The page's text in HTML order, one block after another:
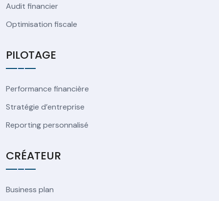
Audit financier
Optimisation fiscale
PILOTAGE
Performance financière
Stratégie d’entreprise
Reporting personnalisé
CRÉATEUR
Business plan